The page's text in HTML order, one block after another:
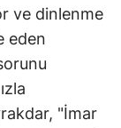
ve dinlenme
eden
"İmar